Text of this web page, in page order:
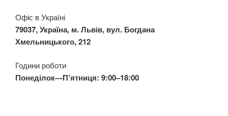
Офіс в Україні
79037, Україна, м. Львів, вул. Богдана
Хмельницького, 212
Години роботи
Понеділок—П’ятниця: 9:00–18:00